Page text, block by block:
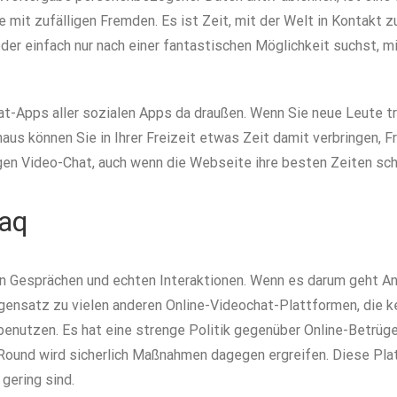
mit zufälligen Fremden. Es ist Zeit, mit der Welt in Kontakt
einfach nur nach einer fantastischen Möglichkeit suchst,
Apps aller sozialen Apps da draußen. Wenn Sie neue Leute
können Sie in Ihrer Freizeit etwas Zeit damit verbringen,
Video-Chat, auch wenn die Webseite ihre besten Zeiten
und echten Interaktionen. Wenn es darum geht
zu vielen anderen Online-Videochat-Plattformen, die
Es hat eine strenge Politik gegenüber Online-
wird sicherlich Maßnahmen dagegen ergreifen. Diese
sind.